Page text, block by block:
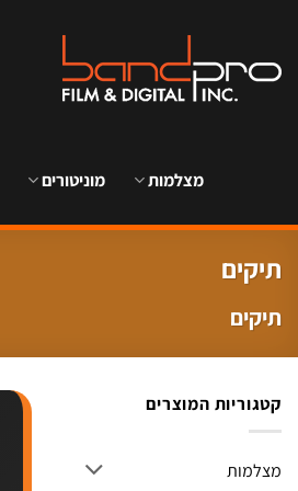
content
מצלמות מוניטורים
תיקים
תיקים
קטגוריות המוצרים
מצלמות